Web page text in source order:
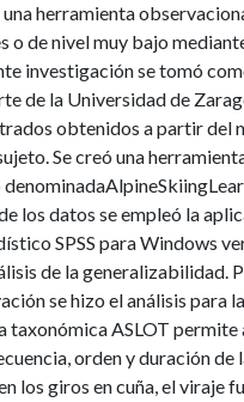
herramienta
o de nivel muy bajo
investigación se tomó
de la Universidad de
obtenidos a partir del
Se creó una
los datos se empleó la
SPSS para Windows
de la
se hizo el análisis para
taxonómica ASLOT
orden y duración de
los giros en cuña, el viraje